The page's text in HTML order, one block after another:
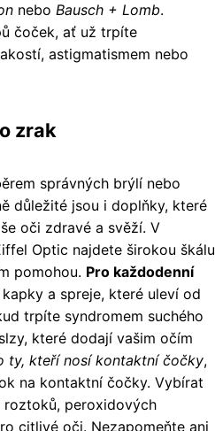
nebo Bausch + Lomb.
čoček, ať už trpíte
astigmatismem nebo
zrak
správných brýlí nebo
důležité jsou i doplňky, které
oči zdravé a svěží. V
Optic najdete širokou škálu
pomohou. Pro každodenní
a spreje, které uleví od
trpíte syndromem suchého
které dodají vašim očím
ty, kteří nosí kontaktní čočky,
na kontaktní čočky. Vybírat
peroxidových
citlivé oči. Nezapomeňte ani